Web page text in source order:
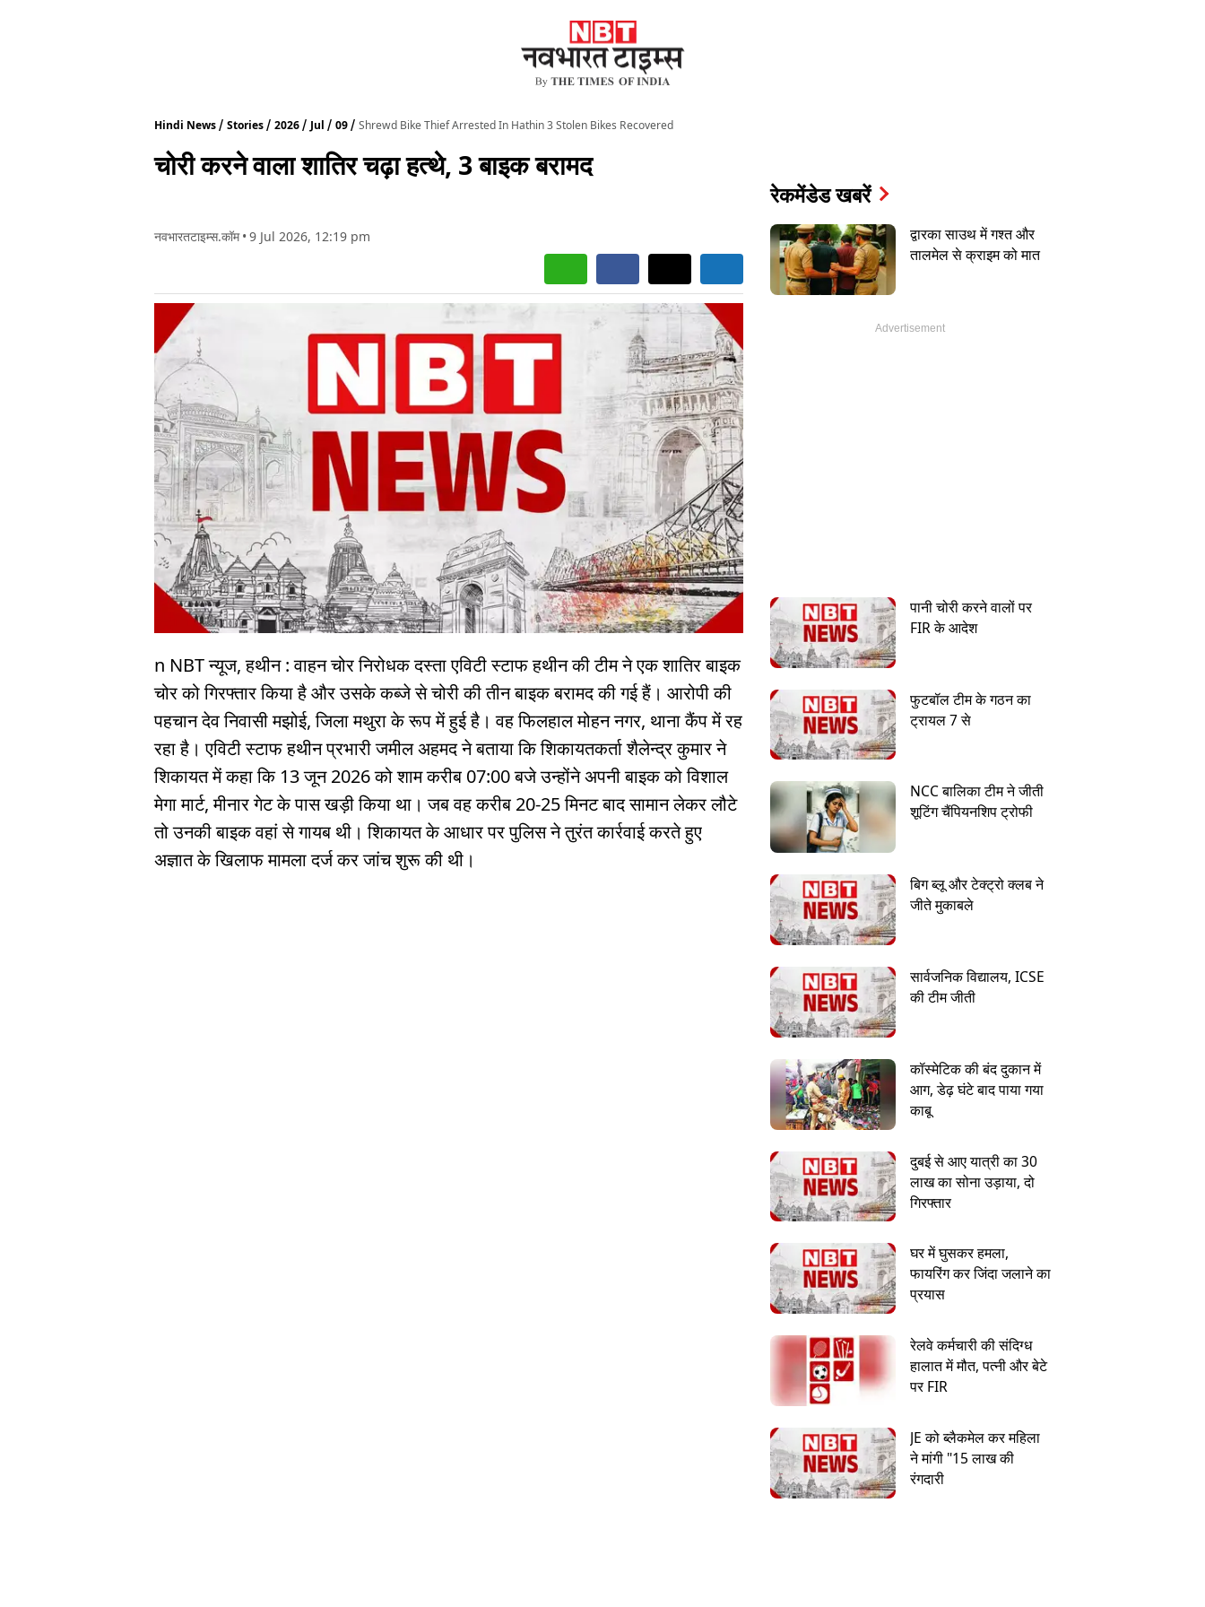
Hindi News Stories 2026 Jul 09 Shrewd Bike Thief Arrested In Hathin 3 Stolen Bikes Recovered
चोरी करने वाला शातिर चढ़ा हत्थे, 3 बाइक बरामद
नवभारतटाइम्स.कॉम •9 Jul 2026, 12:19 pm
n NBT न्यूज, हथीन : वाहन चोर निरोधक दस्ता एविटी स्टाफ हथीन की टीम ने एक शातिर बाइक
चोर को गिरफ्तार किया है और उसके कब्जे से चोरी की तीन बाइक बरामद की गई हैं। आरोपी की
पहचान देव निवासी मझोई, जिला मथुरा के रूप में हुई है। वह फिलहाल मोहन नगर, थाना कैंप में रह
रहा है। एविटी स्टाफ हथीन प्रभारी जमील अहमद ने बताया कि शिकायतकर्ता शैलेन्द्र कुमार ने
शिकायत में कहा कि 13 जून 2026 को शाम करीब 07:00 बजे उन्होंने अपनी बाइक को विशाल
मेगा मार्ट, मीनार गेट के पास खड़ी किया था। जब वह करीब 20-25 मिनट बाद सामान लेकर लौटे
तो उनकी बाइक वहां से गायब थी। शिकायत के आधार पर पुलिस ने तुरंत कार्रवाई करते हुए
अज्ञात के खिलाफ मामला दर्ज कर जांच शुरू की थी।
रेकमेंडेड खबरें
द्वारका साउथ में गश्त और
तालमेल से क्राइम को मात
पानी चोरी करने वालों पर
FIR के आदेश
फुटबॉल टीम के गठन का
ट्रायल 7 से
NCC बालिका टीम ने जीती
शूटिंग चैंपियनशिप ट्रोफी
बिग ब्लू और टेक्ट्रो क्लब ने
जीते मुकाबले
सार्वजनिक विद्यालय, ICSE
की टीम जीती
कॉस्मेटिक की बंद दुकान में
आग, डेढ़ घंटे बाद पाया गया
काबू
दुबई से आए यात्री का 30
लाख का सोना उड़ाया, दो
गिरफ्तार
घर में घुसकर हमला,
फायरिंग कर जिंदा जलाने का
प्रयास
रेलवे कर्मचारी की संदिग्ध
हालात में मौत, पत्नी और बेटे
पर FIR
JE को ब्लैकमेल कर महिला
ने मांगी "15 लाख की
रंगदारी